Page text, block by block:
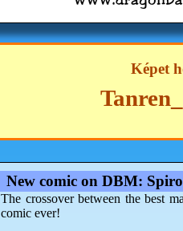
Képet
New comic on DBM:
The crossover between the best
comic ever!